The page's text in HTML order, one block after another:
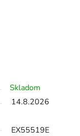
Skladom
14.8.2026
EX55519E